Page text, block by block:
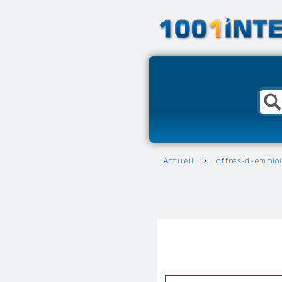
Accueil offres-d-emploi